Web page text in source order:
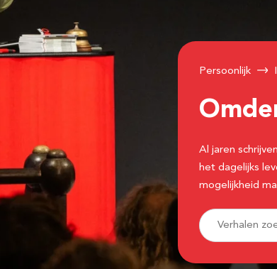
Persoonlijk
Al jaren
het dagelijks
mogelijkheid